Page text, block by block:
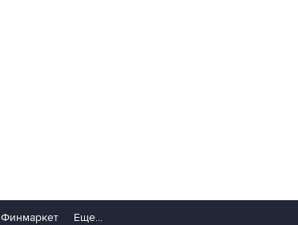
Финмаркет Еще...